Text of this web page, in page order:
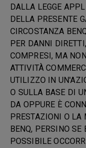
DALLA LEGGE
DELLA PRESENTE
CIRCOSTANZA
PER DANNI
COMPRESI, MA
ATTIVITÀ
UTILIZZO IN
O SULLA BASE DI
DA OPPURE È
PRESTAZIONI O LA
BENQ, PERSINO SE
POSSIBILE